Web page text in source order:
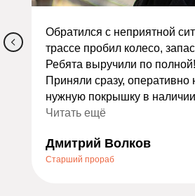
Обратился с неприятной
трассе пробил колесо,
Ребята выручили по полной!
Приняли сразу, оперативно
нужную покрышку в
сделали балансировку. Всё
экстренному случаю —
Порадовало отношение: не
Читать ещё
Дмитрий Волков
Старший прораб